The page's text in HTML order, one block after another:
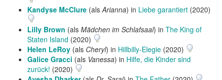
Kandyse McClure (alsArianna) in Liebe garantiert (2020)
Lilly Brown (als Mädchen im Schlafsaal) in The King of
Staten Island (2020)
Helen LeRoy (als Cheryl) in Hillbilly-Elegie (2020)
Galice Gracci (als Vanessa) in Hilfe, die Kinder sind
zurück! (2020)